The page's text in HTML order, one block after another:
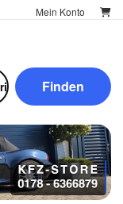
Mein Konto
Finden